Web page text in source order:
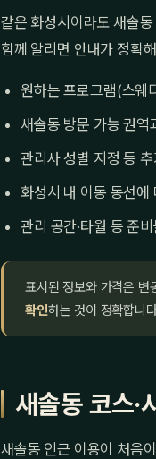
같은 화성시이라도 새솔
함께 알리면 안내가 정확
원하는 프로그램(스웨
새솔동 방문 가능 권역
관리사 성별 지정 등
화성시 내 이동 동선에
관리 공간·타월 등 준
표시된 정보와 가격은 변
확인하는 것이 정확합니
새솔동 코스·
새솔동 인근 이용이 처음